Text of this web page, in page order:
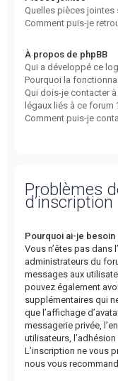
Quelles pièces jointes
Comment puis-je
À propos de phpBB
Qui a développé ce
Pourquoi la
Qui dois-je contacter
légaux liés à ce forum
Comment puis-je
Problèmes
d’inscription
Pourquoi ai-je besoin
Vous n’êtes pas dans
administrateurs du
messages aux
pouvez également
supplémentaires qui
que l’affichage
messagerie privée,
utilisateurs,
L’inscription ne vous
nous vous